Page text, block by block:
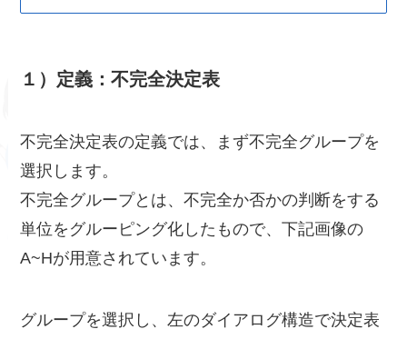
１）定義：不完全決定表
不完全決定表の定義では、まず不完全グループを
選択します。
不完全グループとは、不完全か否かの判断をする
単位をグルーピング化したもので、下記画像の
A~Hが用意されています。
グループを選択し、左のダイアログ構造で決定表